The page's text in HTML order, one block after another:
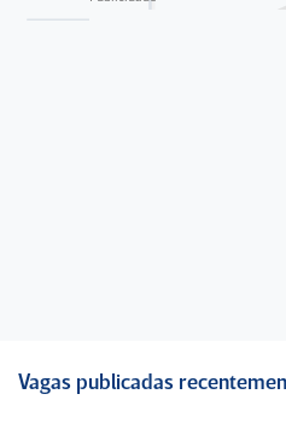
Vagas publicadas